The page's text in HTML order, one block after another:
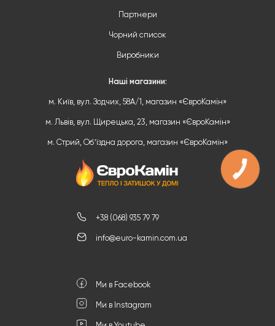
+38 (068) 935 79 79
info@euro-kamin.com.ua
Ми в Facebook
Ми в Instagram
Партнери
Чорний список
Виробники
Наші магазини:
м. Київ, вул. Зодчих, 58А/1, магазин «ЄвроКамін»
м. Львів, вул. Щирецька, 23, магазин «ЄвроКамін»
м. Стрий, Обʼїздна дорога, магазин «ЄвроКамін»